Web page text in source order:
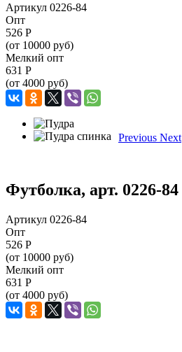
Артикул 0226-84
Опт
526 Р
(от 10000 руб)
Мелкий опт
631 Р
(от 4000 руб)
Previous Next
Футболка, арт. 0226-84
Артикул 0226-84
Опт
526 Р
(от 10000 руб)
Мелкий опт
631 Р
(от 4000 руб)